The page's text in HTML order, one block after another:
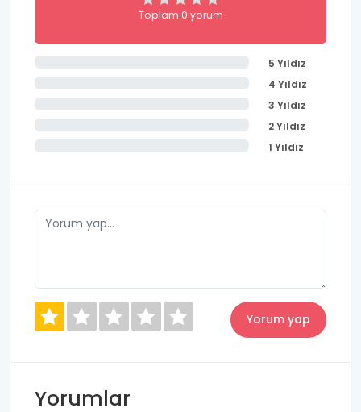
Toplam 0 yorum
5 Yıldız
4 Yıldız
3 Yıldız
2 Yıldız
1 Yıldız
Yorumlar